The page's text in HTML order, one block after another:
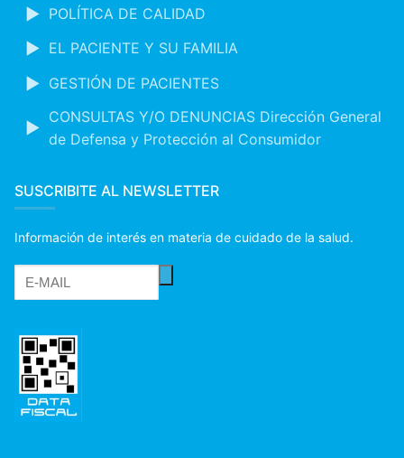
POLÍTICA DE CALIDAD
EL PACIENTE Y SU FAMILIA
GESTIÓN DE PACIENTES
CONSULTAS Y/O DENUNCIAS Dirección General
de Defensa y Protección al Consumidor
SUSCRIBITE AL NEWSLETTER
Información de interés en materia de cuidado de la salud.